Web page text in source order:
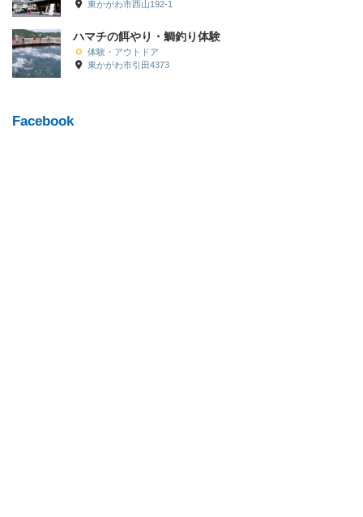
東かがわ市西山192-1
ハマチの餌やり・鯛釣り体験
体験・アウトドア
東かがわ市引田4373
Facebook